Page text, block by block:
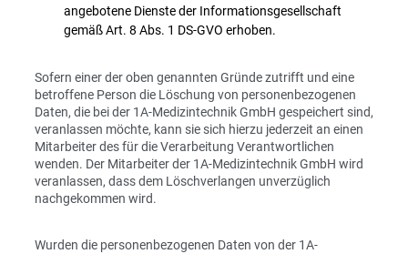
angebotene Dienste der Informationsgesellschaft
gemäß Art. 8 Abs. 1 DS-GVO erhoben.
Sofern einer der oben genannten Gründe zutrifft und eine
betroffene Person die Löschung von personenbezogenen
Daten, die bei der 1A-Medizintechnik GmbH gespeichert sind,
veranlassen möchte, kann sie sich hierzu jederzeit an einen
Mitarbeiter des für die Verarbeitung Verantwortlichen
wenden. Der Mitarbeiter der 1A-Medizintechnik GmbH wird
veranlassen, dass dem Löschverlangen unverzüglich
nachgekommen wird.
Wurden die personenbezogenen Daten von der 1A-